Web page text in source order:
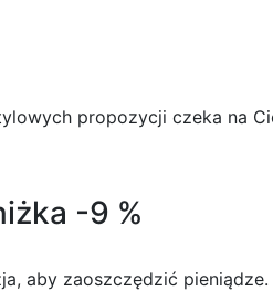
propozycji czeka na
-9 %
aby zaoszczędzić pieniądze.